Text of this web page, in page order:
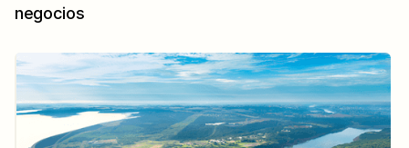
negocios